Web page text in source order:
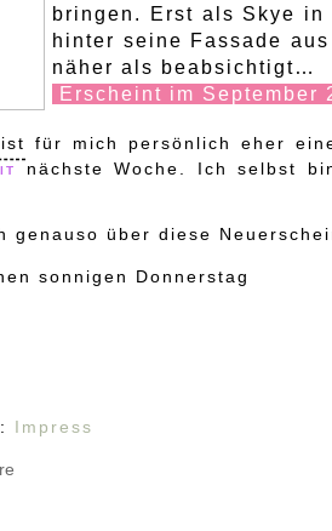
bringen. Erst als Skye
hinter seine Fassade
näher als beabsichtigt…
Erscheint im September
ist für mich persönlich eher
nächste Woche. Ich selbst
genauso über diese
sonnigen Donnerstag
Impress